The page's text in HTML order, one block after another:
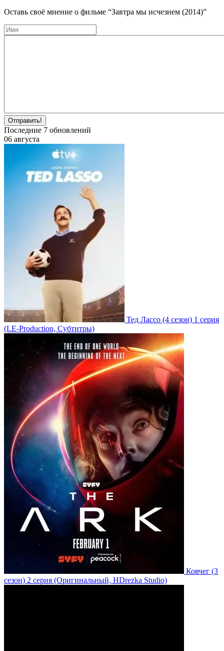
Оставь своё мнение о фильме “Завтра мы исчезнем (2014)”
Отправить!
Последние 7 обновлений
06 августа
Тед Лассо (4 сезон) 1 серия
(LE-Production, Субтитры)
Ковчег (3
сезон) 2 серия (Оригинальный, HDrezka Studio)